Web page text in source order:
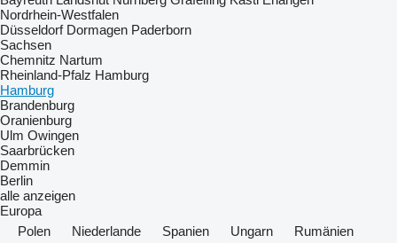
Nordrhein-Westfalen
Düsseldorf Dormagen Paderborn
Sachsen
Chemnitz Nartum
Rheinland-Pfalz Hamburg
Hamburg
Brandenburg
Oranienburg
Ulm Owingen
Saarbrücken
Demmin
Berlin
alle anzeigen
Europa
Polen
Niederlande Spanien Ungarn
Rumänien